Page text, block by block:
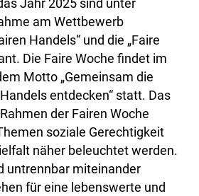
Jahr 2025 sind unter
am Wettbewerb
Handels“ und die „Faire
Die Faire Woche findet im
Motto „Gemeinsam die
entdecken“ statt. Das
der Fairen Woche
soziale Gerechtigkeit
näher beleuchtet werden.
untrennbar miteinander
für eine lebenswerte und